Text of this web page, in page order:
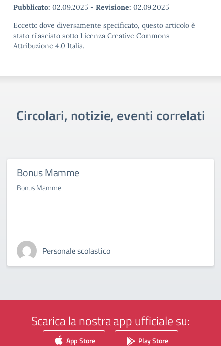
Pubblicato: 02.09.2025 - Revisione: 02.09.2025
Eccetto dove diversamente specificato, questo articolo è
stato rilasciato sotto Licenza Creative Commons
Attribuzione 4.0 Italia.
Circolari, notizie, eventi correlati
Bonus Mamme
Bonus Mamme
Personale scolastico
Scarica la nostra app ufficiale su:
App Store Play Store